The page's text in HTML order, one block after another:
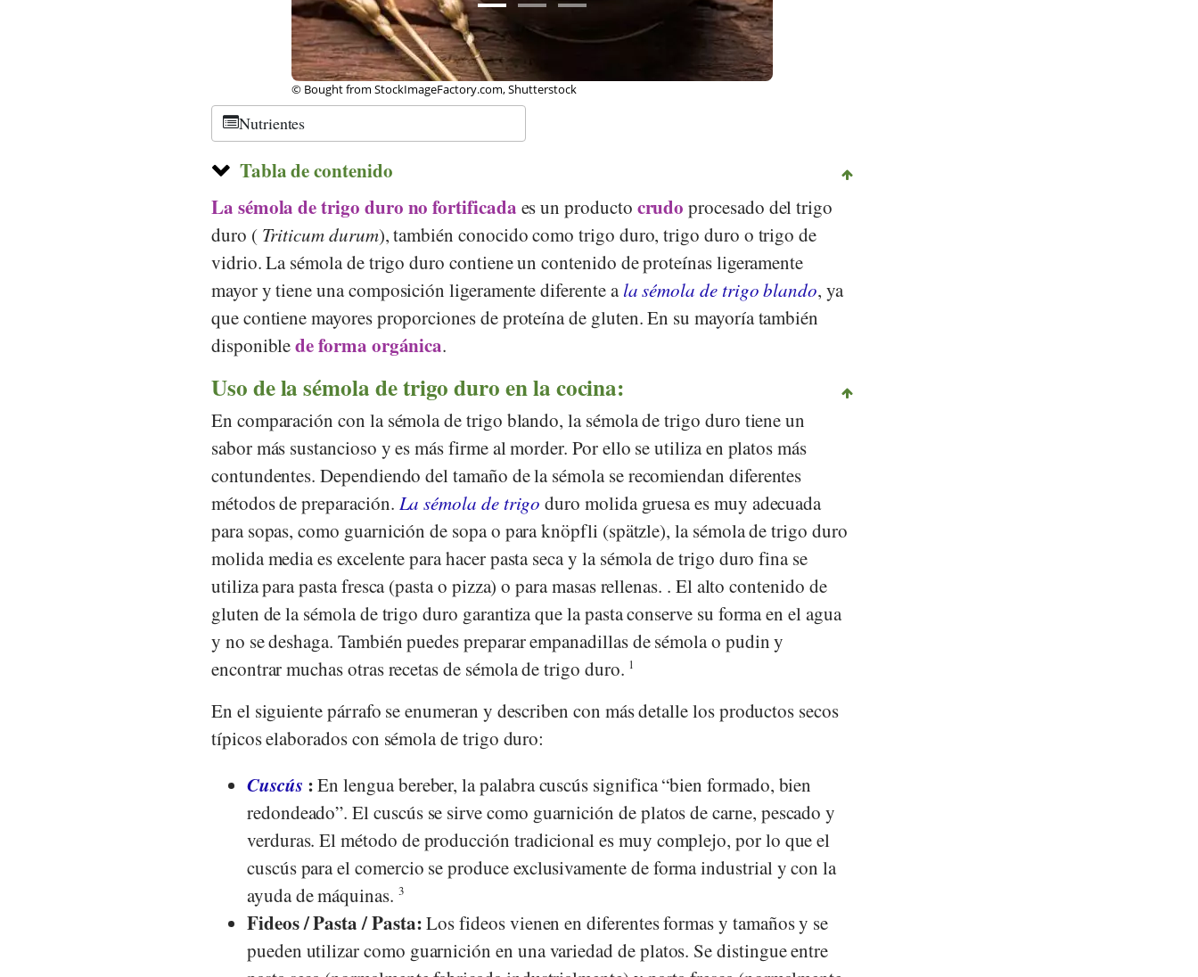
© Bought from StockImageFactory.com, Shutterstock
Nutrientes
Tabla de contenido
La sémola de trigo duro no fortificada es un producto crudo procesado del trigo
duro ( Triticum durum), también conocido como trigo duro, trigo duro o trigo de
vidrio. La sémola de trigo duro contiene un contenido de proteínas ligeramente
mayor y tiene una composición ligeramente diferente ala sémola de trigo blando, ya
que contiene mayores proporciones de proteína de gluten. En su mayoría también
disponiblede forma orgánica.
Uso de la sémola de trigo duro en la cocina:
En comparación con la sémola de trigo blando, la sémola de trigo duro tiene un
sabor más sustancioso y es más firme al morder. Por ello se utiliza en platos más
contundentes. Dependiendo del tamaño de la sémola se recomiendan diferentes
métodos de preparación. La sémola de trigo duro molida gruesa es muy adecuada
para sopas, como guarnición de sopa o para knöpfli (spätzle), la sémola de trigo duro
molida media es excelente para hacer pasta seca y la sémola de trigo duro fina se
utiliza para pasta fresca (pasta o pizza) o para masas rellenas. . El alto contenido de
gluten de la sémola de trigo duro garantiza que la pasta conserve su forma en el agua
y no se deshaga. También puedes preparar empanadillas de sémola o pudin y
encontrar muchas otras recetas de sémola de trigo duro. 1
En el siguiente párrafo se enumeran y describen con más detalle los productos secos
típicos elaborados con sémola de trigo duro:
Cuscús :En lengua bereber, la palabra cuscús significa “bien formado, bien
redondeado”. El cuscús se sirve como guarnición de platos de carne, pescado y
verduras. El método de producción tradicional es muy complejo, por lo que el
cuscús para el comercio se produce exclusivamente de forma industrial y con la
ayuda de máquinas. 3
Fideos / Pasta / Pasta:Los fideos vienen en diferentes formas y tamaños y se
pueden utilizar como guarnición en una variedad de platos. Se distingue entre